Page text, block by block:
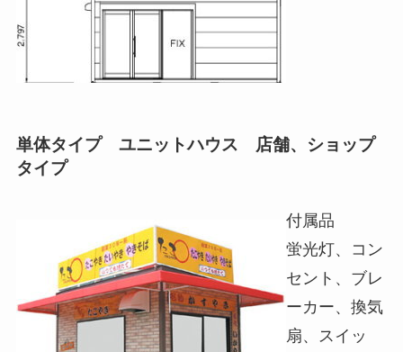
単体タイプ ユニットハウス 店舗、ショップ
タイプ
付属品
蛍光灯、コン
セント、ブレ
ーカー、換気
扇、スイッ